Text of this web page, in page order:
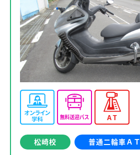
松崎校 普通二輪車ＡＴ